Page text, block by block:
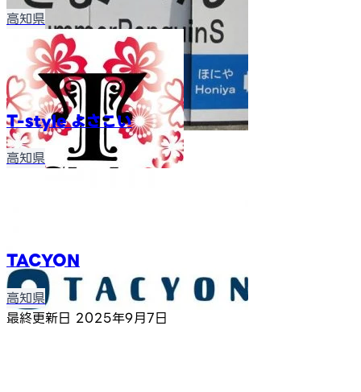
高知県
T-style よさこい
高知県
TACYON
高知県
最終更新日 2025年9月7日